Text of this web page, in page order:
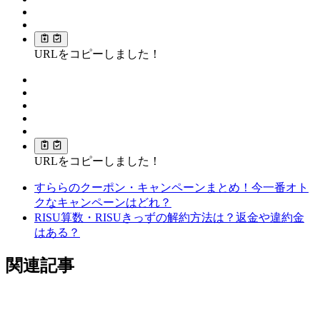
URLをコピーしました！
URLをコピーしました！
すららのクーポン・キャンペーンまとめ！今一番オト
クなキャンペーンはどれ？
RISU算数・RISUきっずの解約方法は？返金や違約金
はある？
関連記事